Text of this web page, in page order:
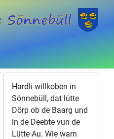
Hardli willkoben in
Sönnebüll, dat lütte
Dörp ob de Baarg und
in de Deebte vun de
Lütte Au. Wie warn